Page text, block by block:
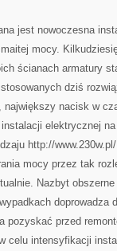
jest nowoczesna
mocy.
ścianach armatury
dziś
nacisk w
elektrycznej na
http://
mocy przez tak
Nazbyt
doprowadza
pozyskać przed
celu intensyfikacji